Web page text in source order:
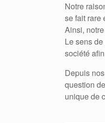
Notre
se fait rare
Ainsi,
Le sens
société
Depuis
question
unique de